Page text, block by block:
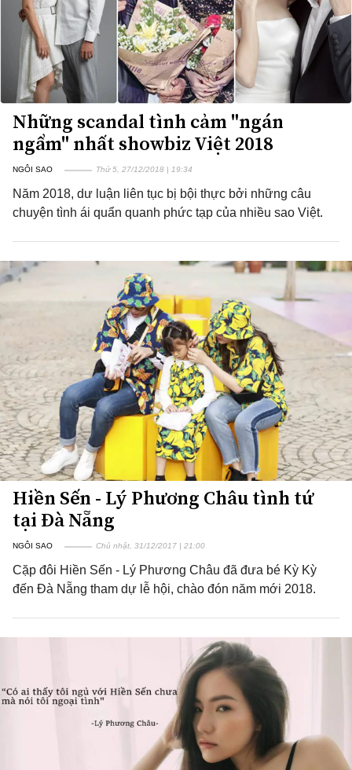
Những scandal tình cảm "ngán
ngẩm" nhất showbiz Việt 2018
NGÔI SAO Thứ 5, 27/12/2018 | 19:34
Năm 2018, dư luận liên tục bị bội thực bởi những câu
chuyện tình ái quẩn quanh phức tạp của nhiều sao Việt.
Hiền Sến - Lý Phương Châu tình tứ
tại Đà Nẵng
NGÔI SAO Chủ nhật, 31/12/2017 | 21:00
Cặp đôi Hiền Sến - Lý Phương Châu đã đưa bé Kỳ Kỳ
đến Đà Nẵng tham dự lễ hội, chào đón năm mới 2018.